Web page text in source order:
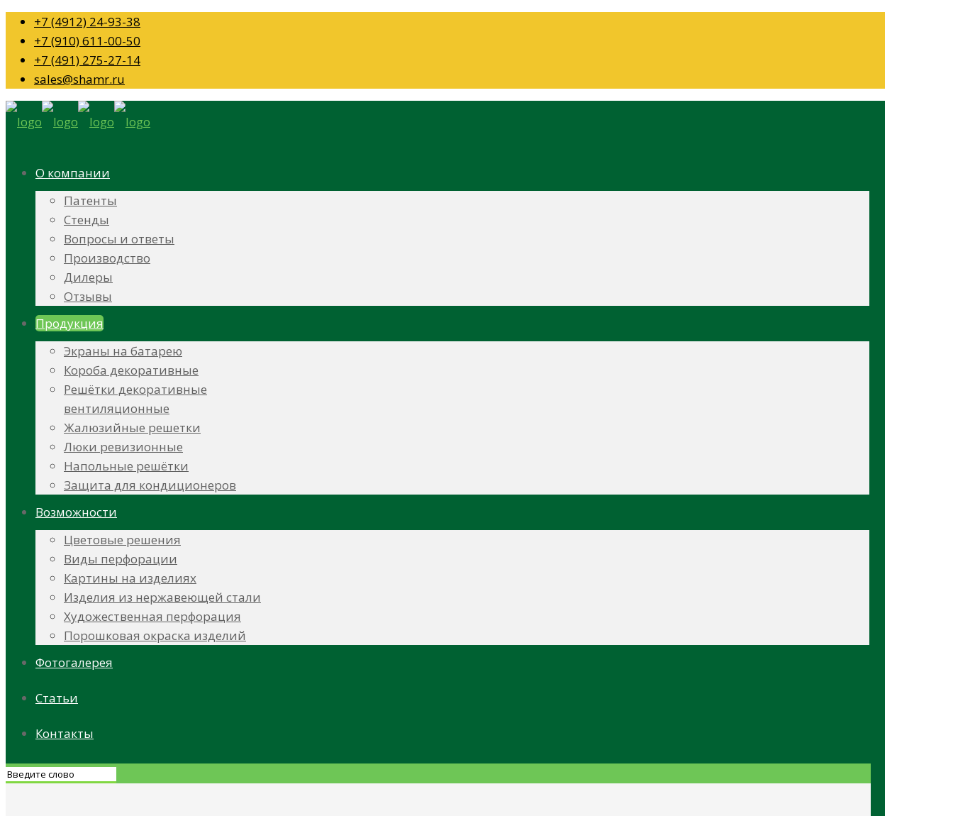
+7 (4912) 24-93-38
+7 (910) 611-00-50
+7 (491) 275-27-14
sales@shamr.ru
О компании
Патенты
Стенды
Вопросы и ответы
Производство
Дилеры
Отзывы
Продукция
Экраны на батарею
Короба декоративные
Решётки декоративные
вентиляционные
Жалюзийные решетки
Люки ревизионные
Напольные решётки
Защита для кондиционеров
Возможности
Цветовые решения
Виды перфорации
Картины на изделиях
Изделия из нержавеющей стали
Художественная перфорация
Порошковая окраска изделий
Фотогалерея
Статьи
Контакты